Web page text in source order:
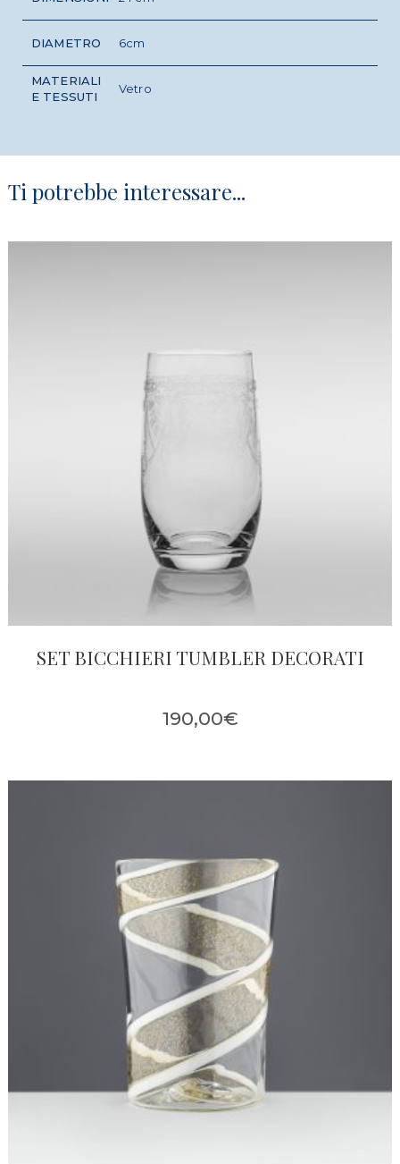
DIAMETRO 6cm
MATERIALI
E TESSUTI
Vetro
Ti potrebbe interessare...
SET BICCHIERI TUMBLER DECORATI
190,00€